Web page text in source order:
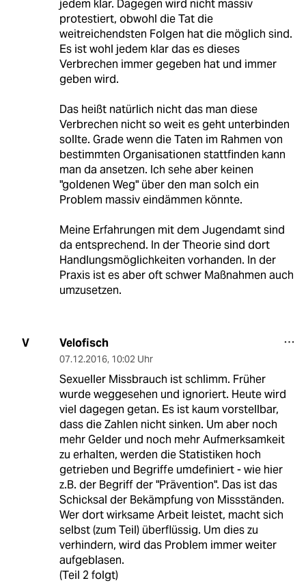
jedem klar. Dagegen wird nicht massiv
protestiert, obwohl die Tat die
weitreichendsten Folgen hat die möglich sind.
Es ist wohl jedem klar das es dieses
Verbrechen immer gegeben hat und immer
geben wird.
Das heißt natürlich nicht das man diese
Verbrechen nicht so weit es geht unterbinden
sollte. Grade wenn die Taten im Rahmen von
bestimmten Organisationen stattfinden kann
man da ansetzen. Ich sehe aber keinen
"goldenen Weg" über den man solch ein
Problem massiv eindämmen könnte.
Meine Erfahrungen mit dem Jugendamt sind
da entsprechend. In der Theorie sind dort
Handlungsmöglichkeiten vorhanden. In der
Praxis ist es aber oft schwer Maßnahmen auch
umzusetzen.
V Velofisch
07.12.2016, 10:02 Uhr
Sexueller Missbrauch ist schlimm. Früher
wurde weggesehen und ignoriert. Heute wird
viel dagegen getan. Es ist kaum vorstellbar,
dass die Zahlen nicht sinken. Um aber noch
mehr Gelder und noch mehr Aufmerksamkeit
zu erhalten, werden die Statistiken hoch
getrieben und Begriffe umdefiniert - wie hier
z.B. der Begriff der "Prävention". Das ist das
Schicksal der Bekämpfung von Missständen.
Wer dort wirksame Arbeit leistet, macht sich
selbst (zum Teil) überflüssig. Um dies zu
verhindern, wird das Problem immer weiter
aufgeblasen.
(Teil 2 folgt)